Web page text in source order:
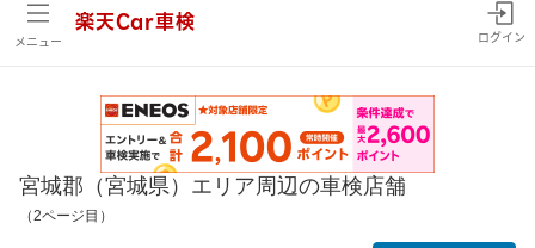
メニュー
楽天Car車検
ログイン
宮城郡（宮城県）エリア周辺の車検店舗
（2ページ目）